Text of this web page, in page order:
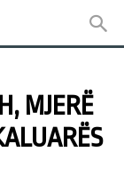
MJERË